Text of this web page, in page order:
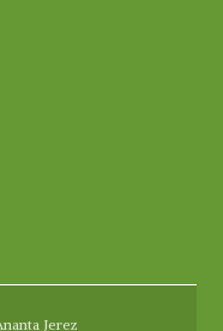
Jerez